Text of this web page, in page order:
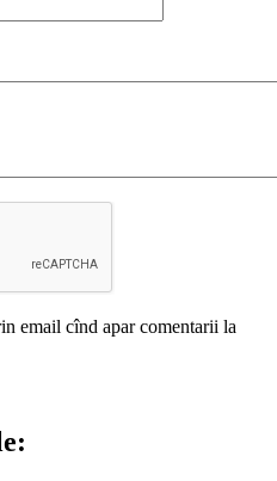
email cînd apar comentarii la